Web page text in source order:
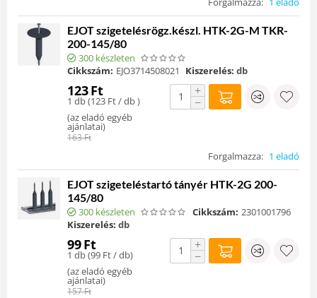
EJOT szigetelésrögz.készl. HTK-2G-M TKR-
200-145/80
300 készleten
Cikkszám: EJO3714508021 Kiszerelés: db
123Ft
1 db (123 Ft/ db )
(az eladó egyéb
ajánlatai)
163Ft
+
−
Forgalmazza: 1 eladó
EJOT szigeteléstartó tányér HTK-2G 200-
145/80
300 készleten Cikkszám: 2301001796
Kiszerelés: db
99Ft
1 db (99 Ft/ db)
(az eladó egyéb
ajánlatai)
157Ft
+
−